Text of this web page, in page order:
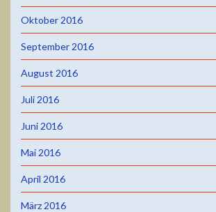
Oktober 2016
September 2016
August 2016
Juli 2016
Juni 2016
Mai 2016
April 2016
März 2016